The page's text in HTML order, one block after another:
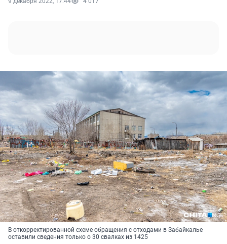
В откорректированной схеме обращения с отходами в Забайкалье
оставили сведения только о 30 свалках из 1425